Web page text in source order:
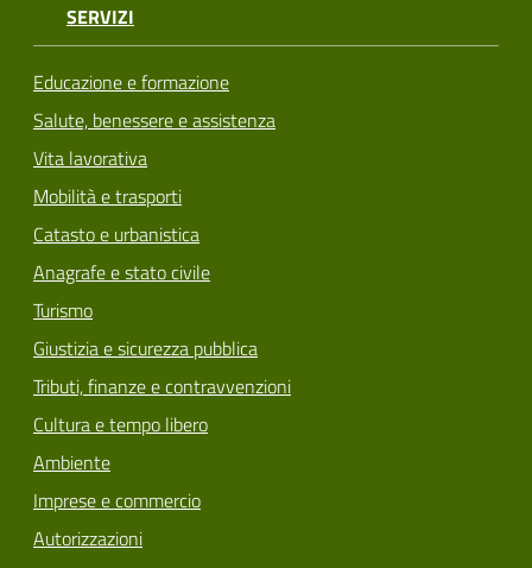
SERVIZI
Educazione e formazione
Salute, benessere e assistenza
Vita lavorativa
Mobilità e trasporti
Catasto e urbanistica
Anagrafe e stato civile
Turismo
Giustizia e sicurezza pubblica
Tributi, finanze e contravvenzioni
Cultura e tempo libero
Ambiente
Imprese e commercio
Autorizzazioni